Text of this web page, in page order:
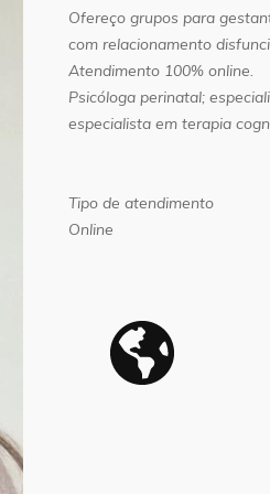
Ofereço grupos para
com relacionamento
Atendimento 100% online.
Psicóloga perinatal;
especialista em terapia
Tipo de atendimento
Online